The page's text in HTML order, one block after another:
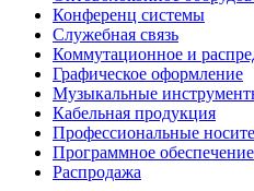
Конференц системы
Служебная связь
Коммутационное и
Графическое оформление
Музыкальные
Кабельная продукция
Профессиональные
Программное обеспечение
Распродажа